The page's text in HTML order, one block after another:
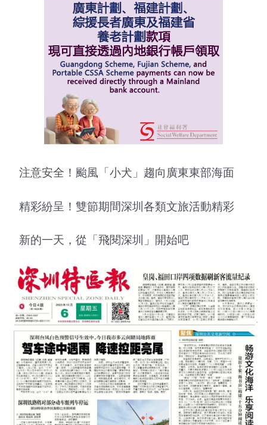
注意安全！颱風「小犬」趨向廣東東部海面
精彩紛呈！雙節期間深圳各類文旅活動精彩
新的一天，從「飛閱深圳」開始吧